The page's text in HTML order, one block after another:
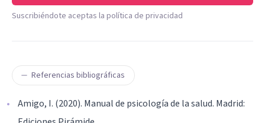
Suscribiéndote aceptas la política de privacidad
Referencias bibliográficas
Amigo, I. (2020). Manual de psicología de la salud. Madrid: